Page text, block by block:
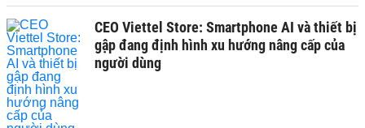
CEO Viettel Store: Smartphone AI và thiết bị
gập đang định hình xu hướng nâng cấp của
người dùng